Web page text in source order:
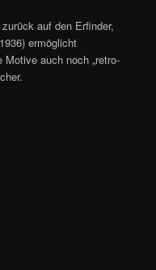
auf den Erfinder,
ermöglicht
Motive auch noch „retro-